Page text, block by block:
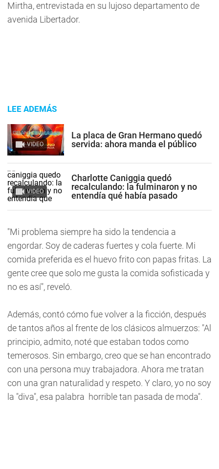
Mirtha, entrevistada en su lujoso departamento de
avenida Libertador.
LEE ADEMÁS
VIDEO
La placa de Gran Hermano quedó
servida: ahora manda el público
VIDEO
Charlotte Caniggia quedó
recalculando: la fulminaron y no
entendía qué había pasado
"Mi problema siempre ha sido la tendencia a
engordar. Soy de caderas fuertes y cola fuerte. Mi
comida preferida es el huevo frito con papas fritas. La
gente cree que solo me gusta la comida sofisticada y
no es así", reveló.
Además, contó cómo fue volver a la ficción, después
de tantos años al frente de los clásicos almuerzos: "Al
principio, admito, noté que estaban todos como
temerosos. Sin embargo, creo que se han encontrado
con una persona muy trabajadora. Ahora me tratan
con una gran naturalidad y respeto. Y claro, yo no soy
la "diva", esa palabra horrible tan pasada de moda".